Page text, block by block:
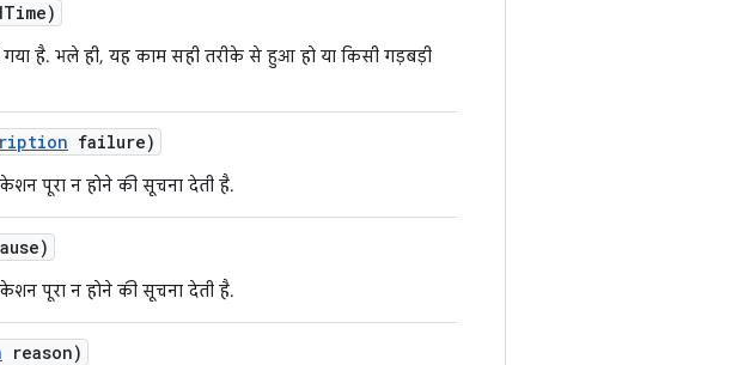
Time)
गया है. भले ही, यह काम सही तरीके से हुआ हो या किसी गड़बड़ी
failure)
पूरा न होने की सूचना देती है.
पूरा न होने की सूचना देती है.
reason)